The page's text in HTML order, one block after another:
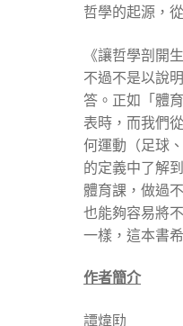
哲學的起源，
《讓哲學剖開
不過不是以說
答。正如「體
表時，而我們
何運動（足球
的定義中了解
體育課，做過
也能夠容易將
一樣，這本書
作者簡介
譚煒劻